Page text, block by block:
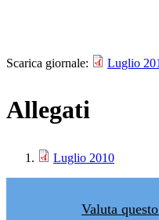
Scarica giornale: Luglio
Allegati
Luglio 2010
Valuta